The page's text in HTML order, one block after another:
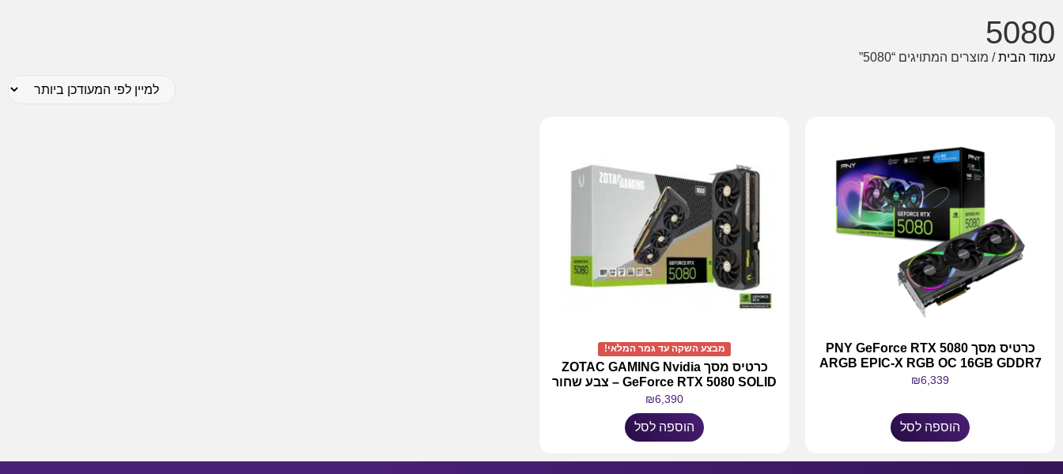
5080
עמוד הבית/ מוצרים המתויגים “5080”
כרטיס מסך PNY GeForce RTX 5080
ARGB EPIC-X RGB OC 16GB GDDR7
₪6,339
הוספה לסל
מבצע השקה עד גמר המלאי!
כרטיס מסך ZOTAC GAMING Nvidia
GeForce RTX 5080 SOLID – צבע שחור
₪6,390
הוספה לסל